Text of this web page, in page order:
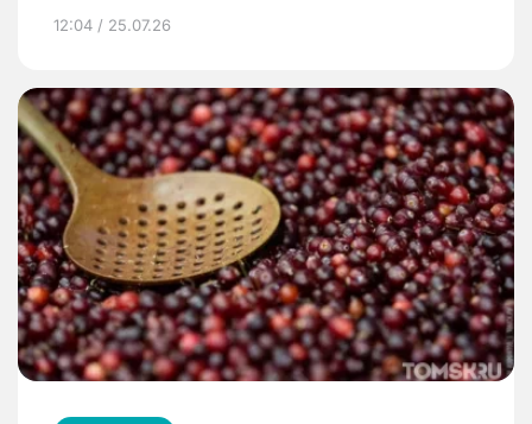
12:04 / 25.07.26